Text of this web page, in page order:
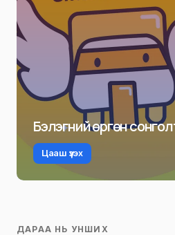
Бэлэгний өргөн
Цааш үзэх
ДАРАА НЬ УНШИХ